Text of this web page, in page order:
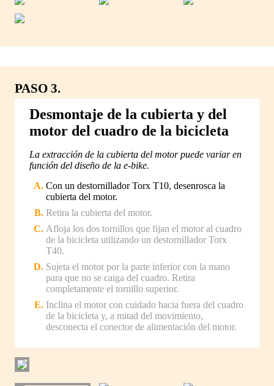
PASO 3.
Desmontaje de la cubierta y del
motor del cuadro de la bicicleta
La extracción de la cubierta del motor puede variar en
función del diseño de la e-bike.
Con un destornillador Torx T10, desenrosca la
cubierta del motor.
Retira la cubierta del motor.
Afloja los dos tornillos que fijan el motor al cuadro
de la bicicleta utilizando un destornillador Torx
T40.
Sujeta el motor por la parte inferior con la mano
para que no se caiga del cuadro. Retira
completamente el tornillo superior.
Inclina el motor con cuidado hacia fuera del cuadro
de la bicicleta y, a mitad del movimiento,
desconecta el conector de alimentación del motor.